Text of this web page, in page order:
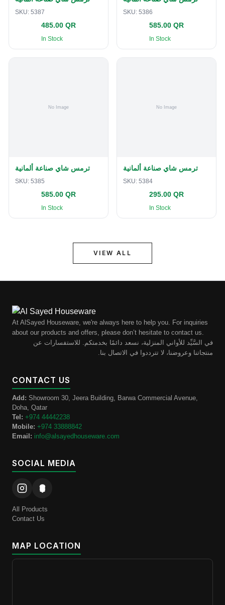
SKU: 5387
485.00 QR
In Stock
SKU: 5386
585.00 QR
In Stock
ترمس شاي صناعة ألمانية
SKU: 5385
585.00 QR
In Stock
ترمس شاي صناعة ألمانية
SKU: 5384
295.00 QR
In Stock
VIEW ALL
At AlSayed Houseware, we're always here to help you. For inquiries
about our products and offers, please don’t hesitate to contact us.
في السَّيِّد للأواني المنزلية، نسعد دائمًا بخدمتكم. للاستفسارات عن
منتجاتنا وعروضنا، لا تترددوا في الاتصال بنا.
CONTACT US
Add: Showroom 30, Jeera Building, Barwa Commercial Avenue,
Doha, Qatar
Tel: +974 44442238
Mobile: +974 33888842
Email: info@alsayedhouseware.com
SOCIAL MEDIA
All Products
Contact Us
MAP LOCATION